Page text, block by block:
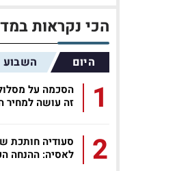
הכי נקראות
היום השבוע
1
הסכמה על
זה עושה למחיר
2
סעודיה חותכת
לאסיה: ההנחה